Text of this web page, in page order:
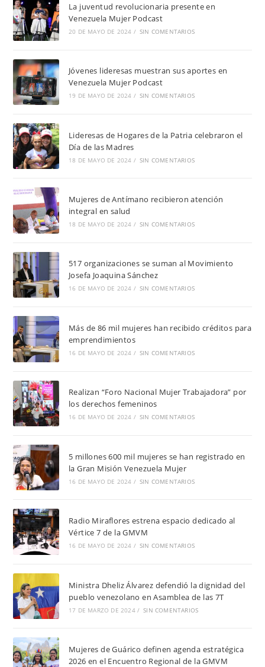
La juventud revolucionaria presente en
Venezuela Mujer Podcast
20 DE MAYO DE 2024 / SIN COMENTARIOS
Jóvenes lideresas muestran sus aportes en
Venezuela Mujer Podcast
19 DE MAYO DE 2024 / SIN COMENTARIOS
Lideresas de Hogares de la Patria celebraron el
Día de las Madres
18 DE MAYO DE 2024 / SIN COMENTARIOS
Mujeres de Antímano recibieron atención
integral en salud
18 DE MAYO DE 2024 / SIN COMENTARIOS
517 organizaciones se suman al Movimiento
Josefa Joaquina Sánchez
16 DE MAYO DE 2024 / SIN COMENTARIOS
Más de 86 mil mujeres han recibido créditos para
emprendimientos
16 DE MAYO DE 2024 / SIN COMENTARIOS
Realizan “Foro Nacional Mujer Trabajadora” por
los derechos femeninos
16 DE MAYO DE 2024 / SIN COMENTARIOS
5 millones 600 mil mujeres se han registrado en
la Gran Misión Venezuela Mujer
16 DE MAYO DE 2024 / SIN COMENTARIOS
Radio Miraflores estrena espacio dedicado al
Vértice 7 de la GMVM
16 DE MAYO DE 2024 / SIN COMENTARIOS
Ministra Dheliz Álvarez defendió la dignidad del
pueblo venezolano en Asamblea de las 7T
17 DE MARZO DE 2024 / SIN COMENTARIOS
Mujeres de Guárico definen agenda estratégica
2026 en el Encuentro Regional de la GMVM